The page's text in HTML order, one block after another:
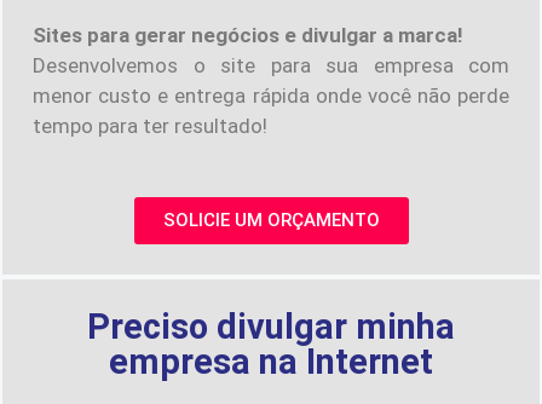
Sites para gerar negócios e divulgar a marca!
Desenvolvemos o site para sua empresa com
menor custo e entrega rápida onde você não perde
tempo para ter resultado!
SOLICIE UM ORÇAMENTO
Preciso divulgar minha
empresa na Internet